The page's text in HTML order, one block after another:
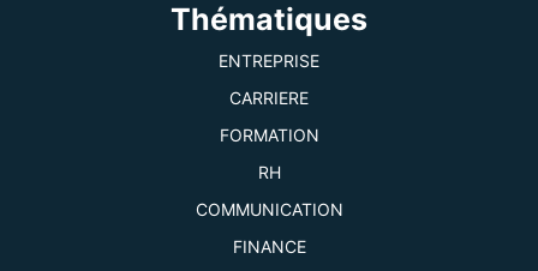
Thématiques
ENTREPRISE
CARRIERE
FORMATION
RH
COMMUNICATION
FINANCE